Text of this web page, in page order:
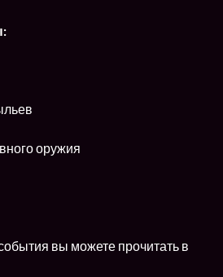
оружия
вы можете прочитать в